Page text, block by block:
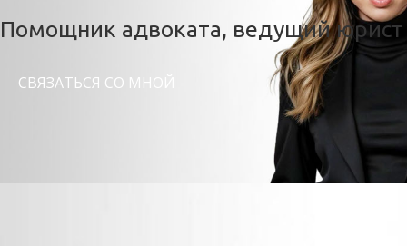
Помощник адвоката, ведущий юрист
СВЯЗАТЬСЯ СО МНОЙ